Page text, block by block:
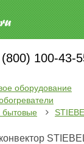
100-43-
оборудование
бытовые